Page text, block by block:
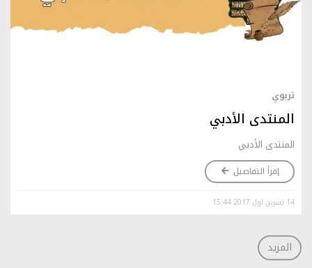
تربوي
المنتدى الأدبي
المنتدى الأدبي
إقرأ التفاصيل
14 تشرين اول 2017 15:44
المزيد